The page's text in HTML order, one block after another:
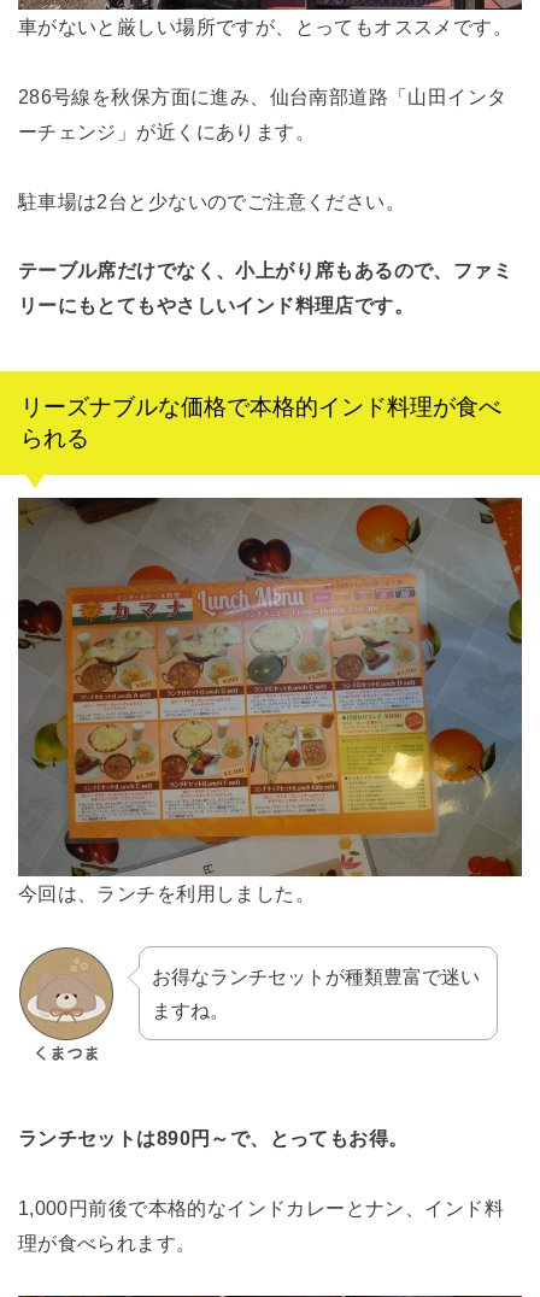
車がないと厳しい場所ですが、とってもオススメです。
286号線を秋保方面に進み、仙台南部道路「山田インタ
ーチェンジ」が近くにあります。
駐車場は2台と少ないのでご注意ください。
テーブル席だけでなく、小上がり席もあるので、ファミ
リーにもとてもやさしいインド料理店です。
リーズナブルな価格で本格的インド料理が食べ
られる
今回は、ランチを利用しました。
お得なランチセットが種類豊富で迷い
ますね。
ランチセットは890円～で、とってもお得。
1,000円前後で本格的なインドカレーとナン、インド料
理が食べられます。